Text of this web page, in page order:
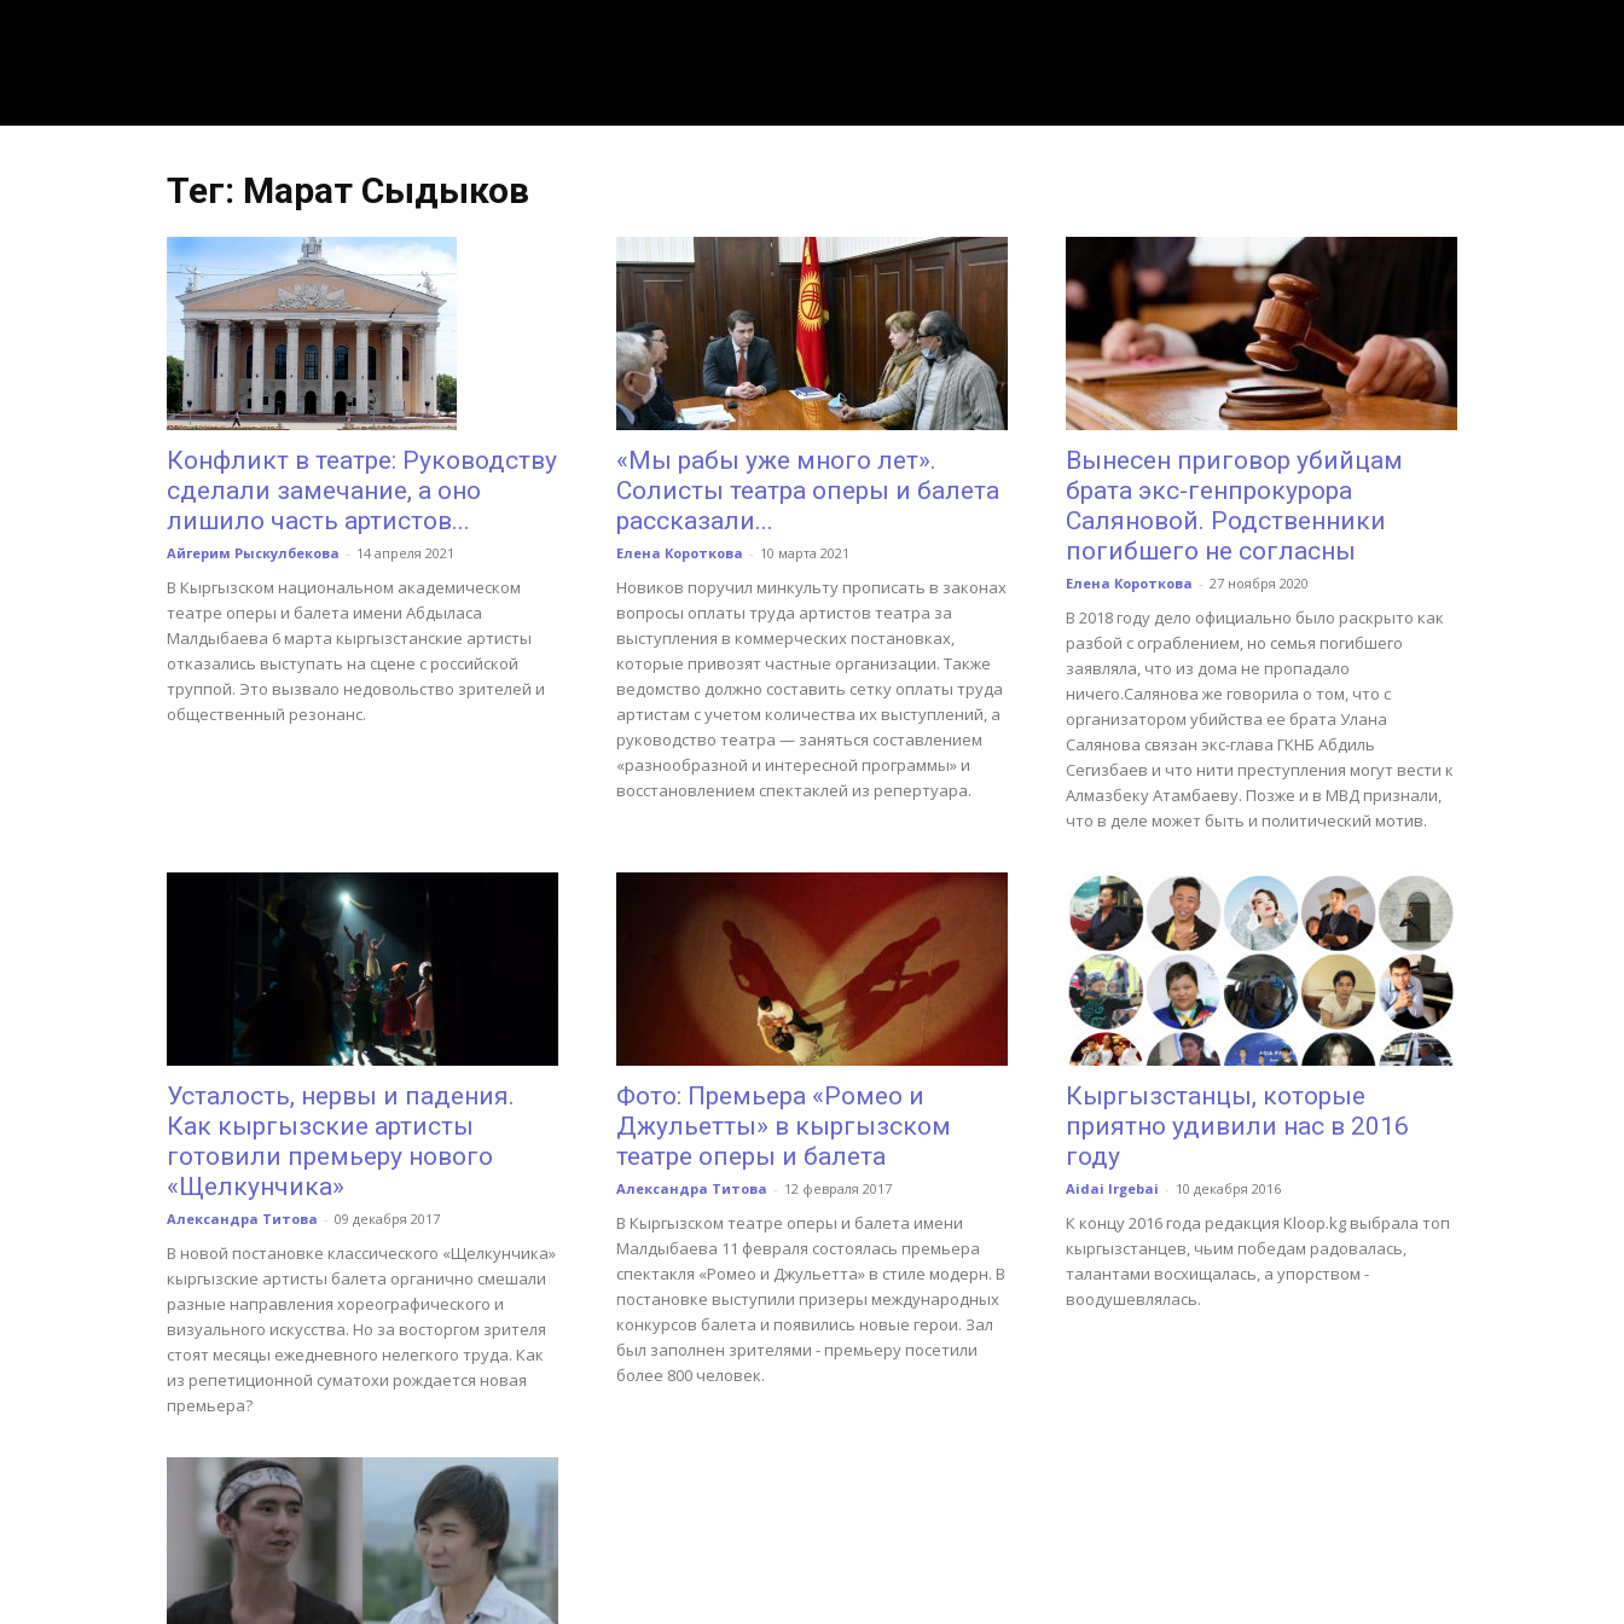
Тег: Марат Сыдыков
Конфликт в театре: Руководству
сделали замечание, а оно
лишило часть артистов...
Айгерим Рыскулбекова - 14 апреля 2021
В Кыргызском национальном академическом
театре оперы и балета имени Абдыласа
Малдыбаева 6 марта кыргызстанские артисты
отказались выступать на сцене с российской
труппой. Это вызвало недовольство зрителей и
общественный резонанс.
«Мы рабы уже много лет».
Солисты театра оперы и балета
рассказали...
Елена Короткова - 10 марта 2021
Новиков поручил минкульту прописать в законах
вопросы оплаты труда артистов театра за
выступления в коммерческих постановках,
которые привозят частные организации. Также
ведомство должно составить сетку оплаты труда
артистам с учетом количества их выступлений, а
руководство театра — заняться составлением
«разнообразной и интересной программы» и
восстановлением спектаклей из репертуара.
Вынесен приговор убийцам
брата экс-генпрокурора
Саляновой. Родственники
погибшего не согласны
Елена Короткова - 27 ноября 2020
В 2018 году дело официально было раскрыто как
разбой с ограблением, но семья погибшего
заявляла, что из дома не пропадало
ничего.Салянова же говорила о том, что с
организатором убийства ее брата Улана
Салянова связан экс-глава ГКНБ Абдиль
Сегизбаев и что нити преступления могут вести к
Алмазбеку Атамбаеву. Позже и в МВД признали,
что в деле может быть и политический мотив.
Усталость, нервы и падения.
Как кыргызские артисты
готовили премьеру нового
«Щелкунчика»
Александра Титова - 09 декабря 2017
В новой постановке классического «Щелкунчика»
кыргызские артисты балета органично смешали
разные направления хореографического и
визуального искусства. Но за восторгом зрителя
стоят месяцы ежедневного нелегкого труда. Как
из репетиционной суматохи рождается новая
премьера?
Фото: Премьера «Ромео и
Джульетты» в кыргызском
театре оперы и балета
Александра Титова - 12 февраля 2017
В Кыргызском театре оперы и балета имени
Малдыбаева 11 февраля состоялась премьера
спектакля «Ромео и Джульетта» в стиле модерн. В
постановке выступили призеры международных
конкурсов балета и появились новые герои. Зал
был заполнен зрителями - премьеру посетили
более 800 человек.
Кыргызстанцы, которые
приятно удивили нас в 2016
году
Aidai Irgebai - 10 декабря 2016
К концу 2016 года редакция Kloop.kg выбрала топ
кыргызстанцев, чьим победам радовалась,
талантами восхищалась, а упорством -
воодушевлялась.